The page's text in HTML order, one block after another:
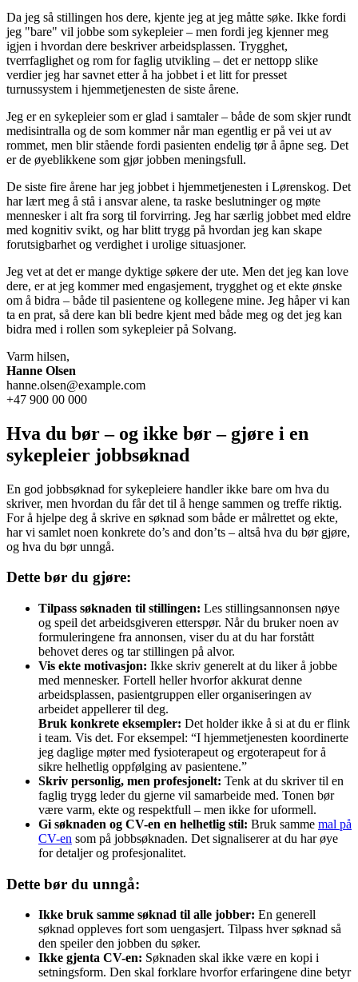
Da jeg så stillingen hos dere, kjente jeg at jeg måtte søke. Ikke fordi
jeg "bare" vil jobbe som sykepleier – men fordi jeg kjenner meg
igjen i hvordan dere beskriver arbeidsplassen. Trygghet,
tverrfaglighet og rom for faglig utvikling – det er nettopp slike
verdier jeg har savnet etter å ha jobbet i et litt for presset
turnussystem i hjemmetjenesten de siste årene.
Jeg er en sykepleier som er glad i samtaler – både de som skjer rundt
medisintralla og de som kommer når man egentlig er på vei ut av
rommet, men blir stående fordi pasienten endelig tør å åpne seg. Det
er de øyeblikkene som gjør jobben meningsfull.
De siste fire årene har jeg jobbet i hjemmetjenesten i Lørenskog. Det
har lært meg å stå i ansvar alene, ta raske beslutninger og møte
mennesker i alt fra sorg til forvirring. Jeg har særlig jobbet med eldre
med kognitiv svikt, og har blitt trygg på hvordan jeg kan skape
forutsigbarhet og verdighet i urolige situasjoner.
Jeg vet at det er mange dyktige søkere der ute. Men det jeg kan love
dere, er at jeg kommer med engasjement, trygghet og et ekte ønske
om å bidra – både til pasientene og kollegene mine. Jeg håper vi kan
ta en prat, så dere kan bli bedre kjent med både meg og det jeg kan
bidra med i rollen som sykepleier på Solvang.
Varm hilsen,
Hanne Olsen
hanne.olsen@example.com
+47 900 00 000
Hva du bør – og ikke bør – gjøre i en
sykepleier jobbsøknad
En god jobbsøknad for sykepleiere handler ikke bare om hva du
skriver, men hvordan du får det til å henge sammen og treffe riktig.
For å hjelpe deg å skrive en søknad som både er målrettet og ekte,
har vi samlet noen konkrete do’s and don’ts – altså hva du bør gjøre,
og hva du bør unngå.
Dette bør du gjøre:
Tilpass søknaden til stillingen: Les stillingsannonsen nøye
og speil det arbeidsgiveren etterspør. Når du bruker noen av
formuleringene fra annonsen, viser du at du har forstått
behovet deres og tar stillingen på alvor.
Vis ekte motivasjon: Ikke skriv generelt at du liker å jobbe
med mennesker. Fortell heller hvorfor akkurat denne
arbeidsplassen, pasientgruppen eller organiseringen av
arbeidet appellerer til deg.
Bruk konkrete eksempler: Det holder ikke å si at du er flink
i team. Vis det. For eksempel: “I hjemmetjenesten koordinerte
jeg daglige møter med fysioterapeut og ergoterapeut for å
sikre helhetlig oppfølging av pasientene.”
Skriv personlig, men profesjonelt: Tenk at du skriver til en
faglig trygg leder du gjerne vil samarbeide med. Tonen bør
være varm, ekte og respektfull – men ikke for uformell.
Gi søknaden og CV-en en helhetlig stil: Bruk samme mal på
CV-en som på jobbsøknaden. Det signaliserer at du har øye
for detaljer og profesjonalitet.
Dette bør du unngå:
Ikke bruk samme søknad til alle jobber: En generell
søknad oppleves fort som uengasjert. Tilpass hver søknad så
den speiler den jobben du søker.
Ikke gjenta CV-en: Søknaden skal ikke være en kopi i
setningsform. Den skal forklare hvorfor erfaringene dine betyr